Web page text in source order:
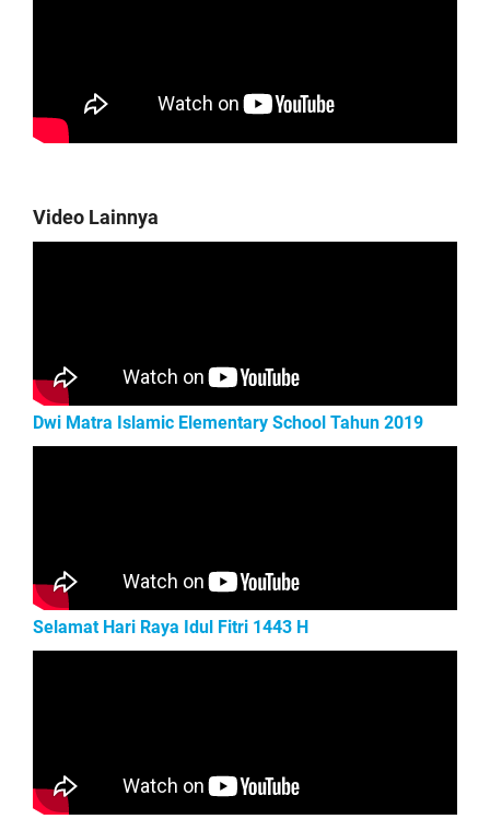
Video Lainnya
Dwi Matra Islamic Elementary School Tahun 2019
Selamat Hari Raya Idul Fitri 1443 H